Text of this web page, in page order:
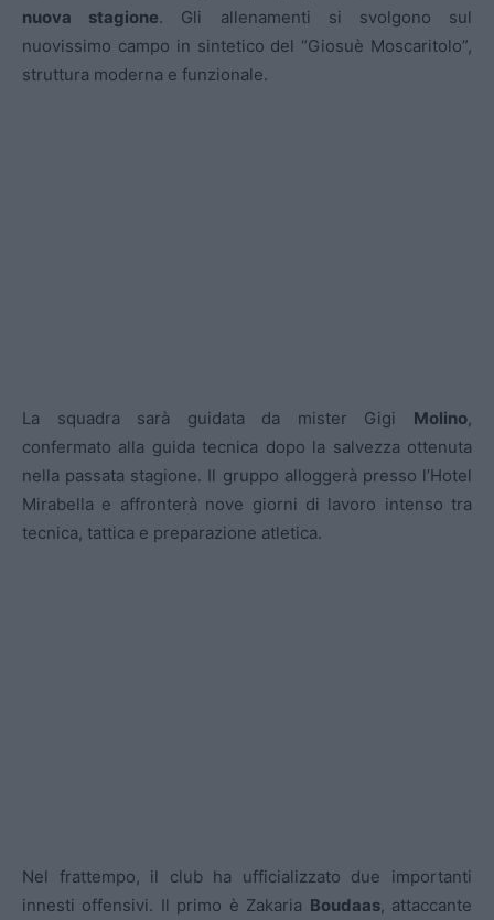
nuova stagione. Gli allenamenti si svolgono sul
nuovissimo campo in sintetico del “Giosuè Moscaritolo”,
struttura moderna e funzionale.
La squadra sarà guidata da mister Gigi Molino,
confermato alla guida tecnica dopo la salvezza ottenuta
nella passata stagione. Il gruppo alloggerà presso l’Hotel
Mirabella e affronterà nove giorni di lavoro intenso tra
tecnica, tattica e preparazione atletica.
Nel frattempo, il club ha ufficializzato due importanti
innesti offensivi. Il primo è Zakaria Boudaas, attaccante